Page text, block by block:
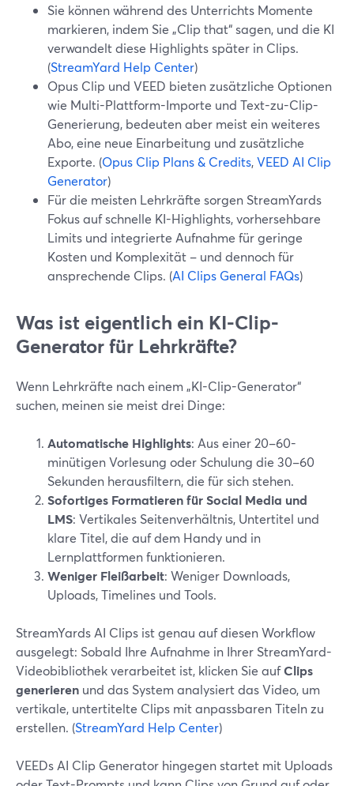
Sie können während des Unterrichts Momente
markieren, indem Sie „Clip that“ sagen, und die KI
verwandelt diese Highlights später in Clips.
(StreamYard Help Center)
Opus Clip und VEED bieten zusätzliche Optionen
wie Multi-Plattform-Importe und Text-zu-Clip-
Generierung, bedeuten aber meist ein weiteres
Abo, eine neue Einarbeitung und zusätzliche
Exporte. (Opus Clip Plans & Credits,VEED AI Clip
Generator)
Für die meisten Lehrkräfte sorgen StreamYards
Fokus auf schnelle KI-Highlights, vorhersehbare
Limits und integrierte Aufnahme für geringe
Kosten und Komplexität – und dennoch für
ansprechende Clips. (AI Clips General FAQs)
Was ist eigentlich ein KI-Clip-
Generator für Lehrkräfte?
Wenn Lehrkräfte nach einem „KI-Clip-Generator“
suchen, meinen sie meist drei Dinge:
Automatische Highlights: Aus einer 20–60-
minütigen Vorlesung oder Schulung die 30–60
Sekunden herausfiltern, die für sich stehen.
Sofortiges Formatieren für Social Media und
LMS: Vertikales Seitenverhältnis, Untertitel und
klare Titel, die auf dem Handy und in
Lernplattformen funktionieren.
Weniger Fleißarbeit: Weniger Downloads,
Uploads, Timelines und Tools.
StreamYards AI Clips ist genau auf diesen Workflow
ausgelegt: Sobald Ihre Aufnahme in Ihrer StreamYard-
Videobibliothek verarbeitet ist, klicken Sie aufClips
generieren und das System analysiert das Video, um
vertikale, untertitelte Clips mit anpassbaren Titeln zu
erstellen. (StreamYard Help Center)
VEEDs AI Clip Generator hingegen startet mit Uploads